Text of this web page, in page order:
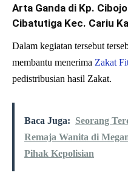
Arta Ganda di Kp.
Cibatutiga Kec. Cariu
Dalam kegiatan tersebut
membantu menerima Zakat
pedistribusian hasil Zakat.
Baca Juga: Seorang
Remaja Wanita di
Pihak Kepolisian